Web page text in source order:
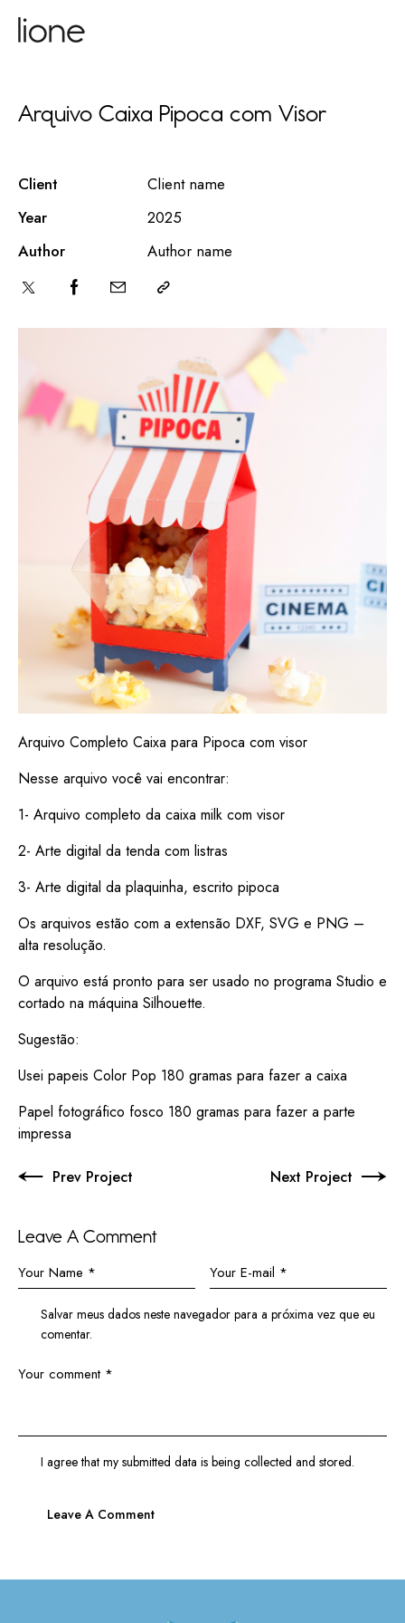
Arquivo Caixa Pipoca com Visor
Client
Client name
Year
2025
Author
Author name
Arquivo Completo Caixa para Pipoca com visor
Nesse arquivo você vai encontrar:
1- Arquivo completo da caixa milk com visor
2- Arte digital da tenda com listras
3- Arte digital da plaquinha, escrito pipoca
Os arquivos estão com a extensão DXF, SVG e PNG –
alta resolução.
O arquivo está pronto para ser usado no programa Studio e
cortado na máquina Silhouette.
Sugestão:
Usei papeis Color Pop 180 gramas para fazer a caixa
Papel fotográfico fosco 180 gramas para fazer a parte
impressa
Prev Project Next Project
Leave A Comment
Salvar meus dados neste navegador para a próxima vez que eu
comentar.
I agree that my submitted data is beingcollected and stored.